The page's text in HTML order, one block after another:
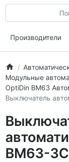
Производители
Модульные
OptiDin ВМ63
Выключатель
BM63-